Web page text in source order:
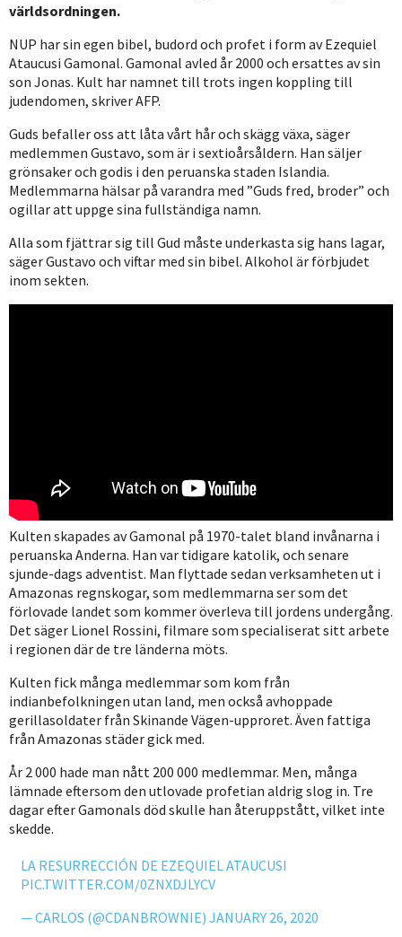
världsordningen.
NUP har sin egen bibel, budord och profet i form av Ezequiel
Ataucusi Gamonal. Gamonal avled år 2000 och ersattes av sin
son Jonas. Kult har namnet till trots ingen koppling till
judendomen, skriver AFP.
Guds befaller oss att låta vårt hår och skägg växa, säger
medlemmen Gustavo, som är i sextioårsåldern. Han säljer
grönsaker och godis i den peruanska staden Islandia.
Medlemmarna hälsar på varandra med ”Guds fred, broder” och
ogillar att uppge sina fullständiga namn.
Alla som fjättrar sig till Gud måste underkasta sig hans lagar,
säger Gustavo och viftar med sin bibel. Alkohol är förbjudet
inom sekten.
Kulten skapades av Gamonal på 1970-talet bland invånarna i
peruanska Anderna. Han var tidigare katolik, och senare
sjunde-dags adventist. Man flyttade sedan verksamheten ut i
Amazonas regnskogar, som medlemmarna ser som det
förlovade landet som kommer överleva till jordens undergång.
Det säger Lionel Rossini, filmare som specialiserat sitt arbete
i regionen där de tre länderna möts.
Kulten fick många medlemmar som kom från
indianbefolkningen utan land, men också avhoppade
gerillasoldater från Skinande Vägen-upproret. Även fattiga
från Amazonas städer gick med.
År 2 000 hade man nått 200 000 medlemmar. Men, många
lämnade eftersom den utlovade profetian aldrig slog in. Tre
dagar efter Gamonals död skulle han återuppstått, vilket inte
skedde.
LA RESURRECCIÓN DE EZEQUIEL ATAUCUSI
PIC.TWITTER.COM/0ZNXDJLYCV
— CARLOS (@CDANBROWNIE) JANUARY 26, 2020